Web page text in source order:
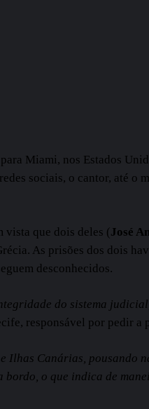
Miami, nos Estados
sociais, o cantor, até o
vista que dois deles (José
As prisões dos dois
desconhecidos.
do sistema
responsável por pedir
Ilhas Canárias, pousando
o que indica de